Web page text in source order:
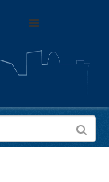
Toggle